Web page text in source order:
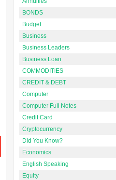
BONDS
Budget
Business
Business Leaders
Business Loan
COMMODITIES
CREDIT & DEBT
Computer
Computer Full Notes
Credit Card
Cryptocurrency
Did You Know?
Economics
English Speaking
Equity